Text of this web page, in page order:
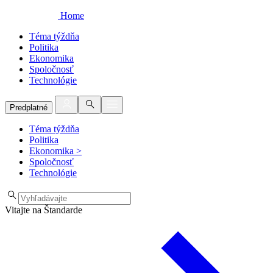
Home
Téma týždňa
Politika
Ekonomika
Spoločnosť
Technológie
Predplatné
Téma týždňa
Politika
Ekonomika >
Spoločnosť
Technológie
Vitajte na Štandarde